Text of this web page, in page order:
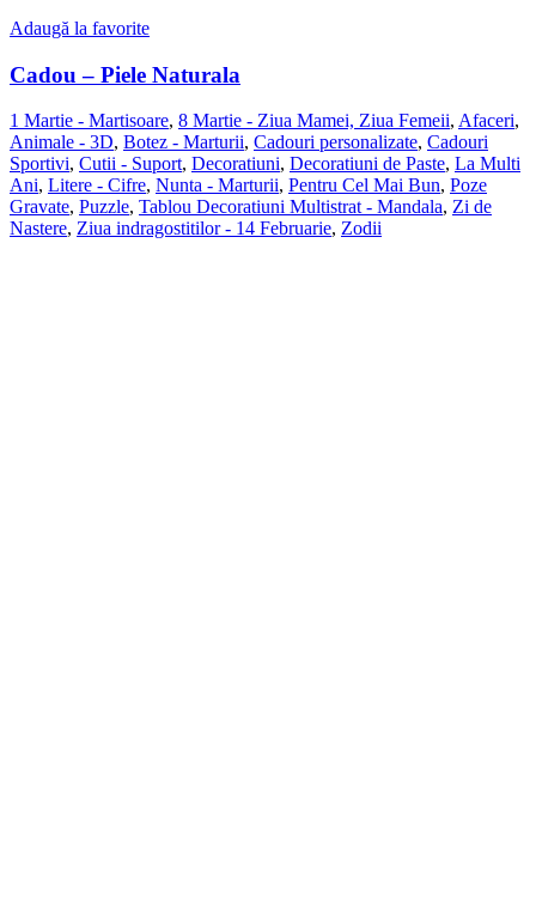
Adaugă la favorite
Cadou – Piele Naturala
1 Martie - Martisoare, 8 Martie - Ziua Mamei, Ziua Femeii, Afaceri,
Animale - 3D, Botez - Marturii, Cadouri personalizate, Cadouri
Sportivi, Cutii - Suport, Decoratiuni, Decoratiuni de Paste, La Multi
Ani, Litere - Cifre, Nunta - Marturii, Pentru Cel Mai Bun, Poze
Gravate, Puzzle, Tablou Decoratiuni Multistrat - Mandala, Zi de
Nastere, Ziua indragostitilor - 14 Februarie, Zodii